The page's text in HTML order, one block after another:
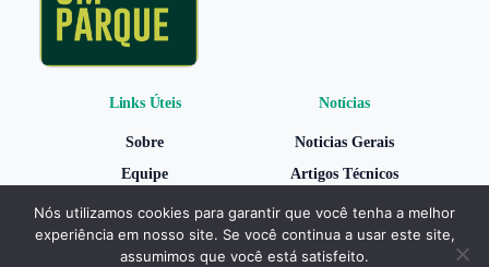
Links Úteis
Sobre
Equipe
Estrutura
Governança
Notícias
Noticias Gerais
Artigos Técnicos
Eventos
Associe-se
Nós utilizamos cookies para garantir que você tenha a melhor
experiência em nosso site. Se você continua a usar este site,
assumimos que você está satisfeito.